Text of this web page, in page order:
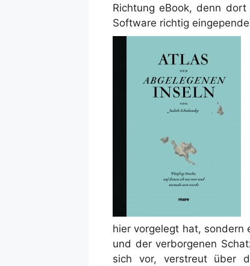
Richtung eBook, denn
Software richtig
hier vorgelegt hat, sondern
und der verborgenen
sich vor, verstreut über